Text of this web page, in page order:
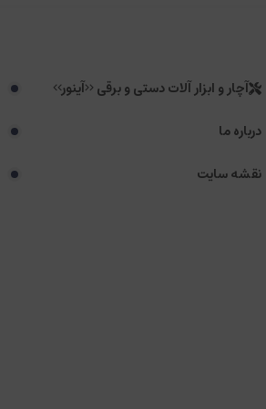
آچار و ابزار آلات دستی و برقی <<آینور>>
درباره ما
نقشه سایت